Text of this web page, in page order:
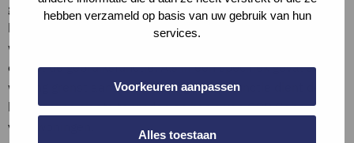
hebben verzameld op basis van uw gebruik van hun
services.
Voorkeuren aanpassen
Alles toestaan
gegeven waarden en constructies zijn indicatief. Bij twijfel
kan een bouwfysisch adviesbureau om advies gevraagd
worden. De beoordeling is op basis van buren met
eenzelfde gebruiksfunctie. Als in een specifiek geval een
woning grenst aan een andere gebruiksfunctie dient de
beoordeling plaats te vinden op basis van GPR Gebouw
voor woningen.